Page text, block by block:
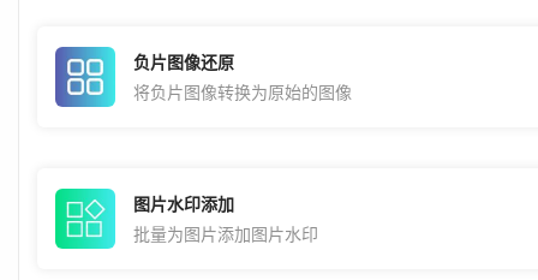
负片图像还原
将负片图像转换为原始的图像
图片水印添加
批量为图片添加图片水印